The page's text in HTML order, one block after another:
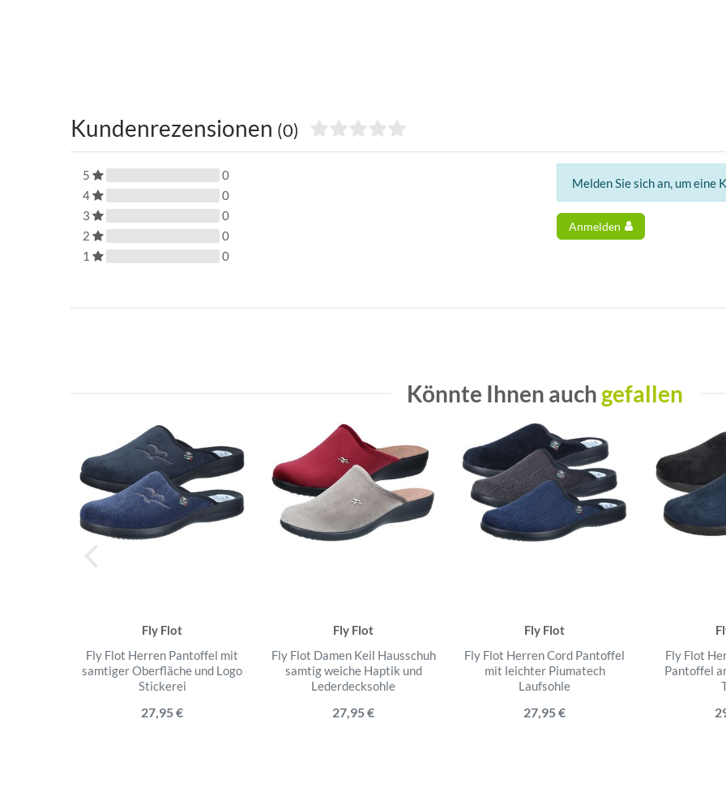
Kundenrezensionen (0)
5
0
4
0
3
0
2
0
1
0
Melden Sie sich an, um eine
Anmelden
Könnte Ihnen auch gefallen
Fly Flot
Fly Flot Herren Pantoffel mit
samtiger Oberfläche und Logo
Stickerei
27,95 €
Fly Flot
Fly Flot Damen Keil Hausschuh
samtig weiche Haptik und
Lederdecksohle
27,95 €
Fly Flot
Fly Flot Herren Cord Pantoffel
mit leichter Piumatech
Laufsohle
27,95 €
Fly Flot
Pantoffel